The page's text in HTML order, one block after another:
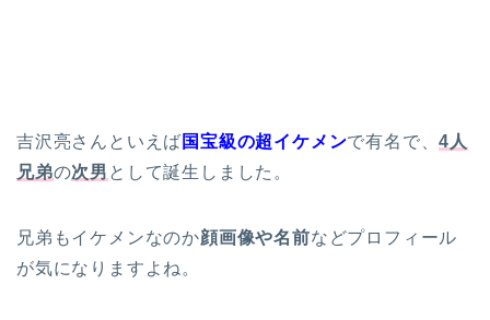
吉沢亮さんといえば 国宝級の超イケメンで有名で、4人
兄弟の次男 として誕生しました。
兄弟もイケメンなのか顔画像や名前などプロフィール
が気になりますよね。